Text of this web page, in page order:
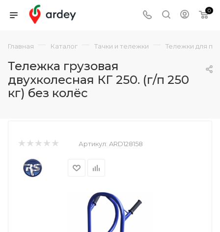
0
Главная — Каталог — Тачки и тележки — Тележки для
Тележка грузовая
двухколесная КГ 250. (г/п 250
кг) без колёс
Артикул: ARD128158